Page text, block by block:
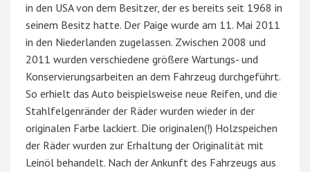
in den USA von dem Besitzer, der es bereits seit 1968 in
seinem Besitz hatte. Der Paige wurde am 11. Mai 2011
in den Niederlanden zugelassen. Zwischen 2008 und
2011 wurden verschiedene größere Wartungs- und
Konservierungsarbeiten an dem Fahrzeug durchgeführt.
So erhielt das Auto beispielsweise neue Reifen, und die
Stahlfelgenränder der Räder wurden wieder in der
originalen Farbe lackiert. Die originalen(!) Holzspeichen
der Räder wurden zur Erhaltung der Originalität mit
Leinöl behandelt. Nach der Ankunft des Fahrzeugs aus